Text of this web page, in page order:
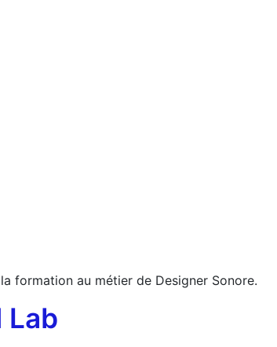
formation au métier de Designer Sonore.
Lab